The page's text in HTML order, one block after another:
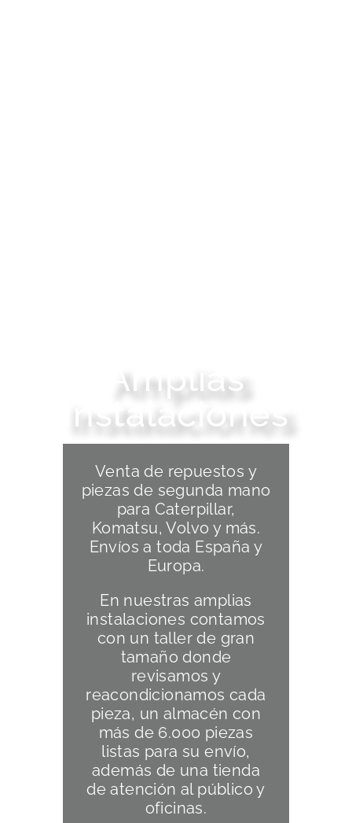
Amplias
Instalaciones
Venta de repuestos y
piezas de segunda mano
para Caterpillar,
Komatsu, Volvo y más.
Envíos a toda España y
Europa.
En nuestras amplias
instalaciones contamos
con un taller de gran
tamaño donde
revisamos y
reacondicionamos cada
pieza, un almacén con
más de 6.000 piezas
listas para su envío,
además de una tienda
de atención al público y
oficinas.